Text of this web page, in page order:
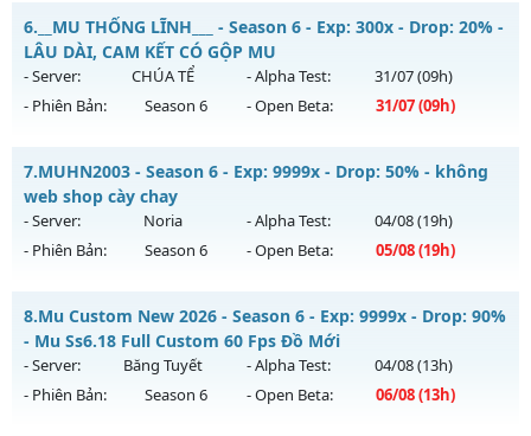
Thể loại: Mu Nguyên bản Webzen
Antihack: Mega-Anti
Luminous Mu - Unique resets system, freebies!
Mu mới ra tháng 08 2026 - Mở máy chủ
19h ngày 09/08/2626
Exp: 100x - Drop: 30%
Thể loại: Mu Nguyên bản Webzen
Antihack: Yes
6. __MU THỐNG LĨNH___ - Season 6 - Exp: 300x - Drop: 20% -
LÂU DÀI, CAM KẾT CÓ GỘP MU
- Server: CHÚA TỂ - Alpha Test: 31/07(09h)
- Phiên Bản:
Season 6 - Open Beta: 31/07(09h)
__MU THỐNG LĨNH___ - LÂU DÀI, CAM KẾT CÓ GỘP MU
Mu mới ra tháng 07 2026 - Mở máy chủ
ngày 31/07/2626
Exp: 300x - Drop: 20%
Thể loại: Mu Nguyên bản Webzen
Antihack: UGK ANTIHACK
7.MUHN2003 - Season 6 - Exp: 9999x - Drop: 50% - không
web shop cày chay
- Server: Noria - Alpha Test: 04/08(19h)
- Phiên Bản:
Season 6 - Open Beta: 05/08(19h)
Mu mới ra tháng 08 2026 - Mở máy chủ
05/08/2626
Exp: 9999x - Drop: 50%
8.Mu Custom New 2026 - Season 6 - Exp: 9999x - Drop: 90%
- Mu Ss6.18 Full Custom 60 Fps Đồ Mới
- Server: Băng Tuyết - Alpha Test: 04/08(13h)
- Phiên Bản:
Season 6 - Open Beta: 06/08(13h)